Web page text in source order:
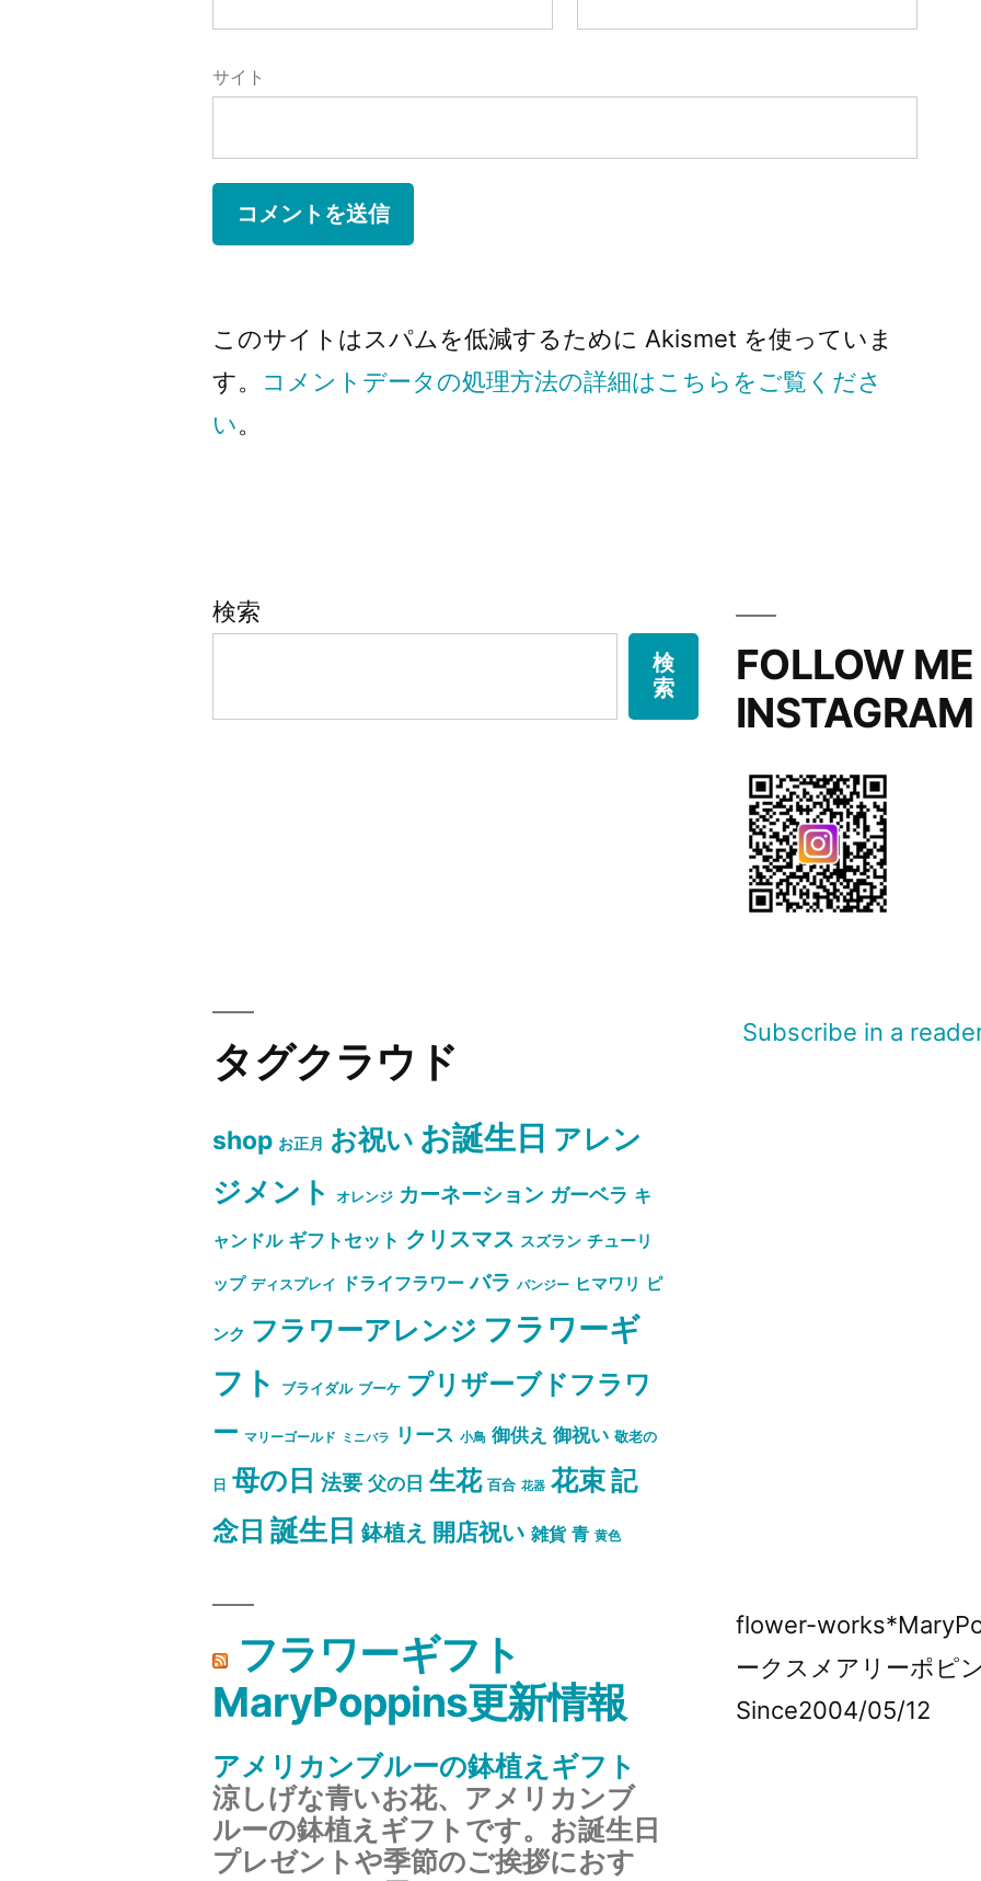
サイト
このサイトはスパムを低減するために Akismet を使っていま
す。
コメントデータの処理方法の詳細はこちらをご覧くださ
い。
検索
検
索
FOLLOW
INSTAGRAM
タグクラウド
shop お正月 お祝い お誕生日 アレン
ジメント
オレンジ カーネーション ガーベラ キ
ャンドル ギフトセット クリスマス スズラン チューリ
ップ ディスプレイ ドライフラワー バラ パンジー ヒマワリ ピ
ンク フラワーアレンジ フラワーギ
フト
ブライダル ブーケ プリザーブドフラワ
ー マリーゴールド ミニバラ リース 小鳥 御供え 御祝い 敬老の
日 母の日 法要 父の日 生花 百合 花器 花束記
念日 誕生日 鉢植え 開店祝い 雑貨 青 黄色
Subscribe in a
フラワーギフト
MaryPoppins更新情報
アメリカンブルーの鉢植えギフト
涼しげな青いお花、アメリカンブ
ルーの鉢植えギフトです。お誕生日
プレゼントや季節のご挨拶におす
flower-
ークスメアリーポピ
Since2004/05/12